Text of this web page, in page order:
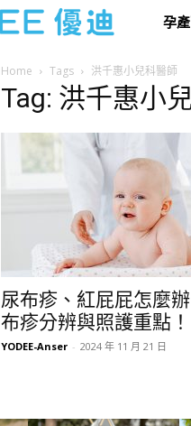
孕
Home Tags 洪千惠小兒科醫師
Tag: 洪千惠小
尿布疹、紅屁屁怎麼
布疹分辨與照護重點！
YODEE-Anser - 2024 年 11 月 21 日